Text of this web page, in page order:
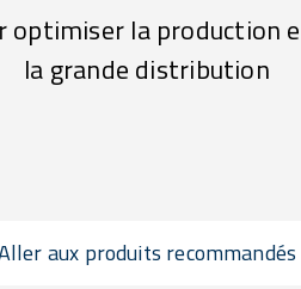
la production
la grande distribution
aux produits recommandés